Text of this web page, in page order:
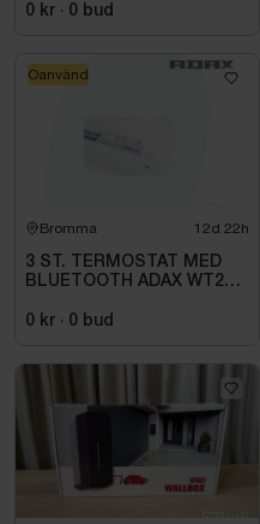
kvittoskrivare
0 kr · 0 bud
Bromma 12d 22h
3 ST. TERMOSTAT MED
BLUETOOTH ADAX WT2
0 kr · 0 bud
Oanvänd